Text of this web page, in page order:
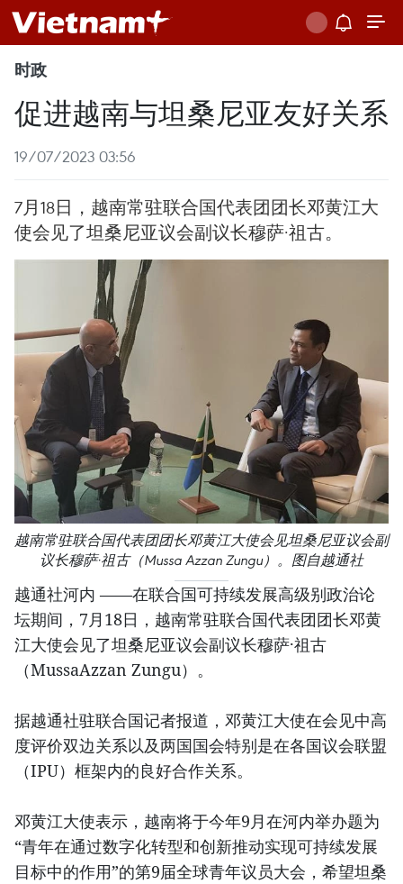
时政
促进越南与坦桑尼亚友好关系
19/07/2023 03:56
7月18日，越南常驻联合国代表团团长邓黄江大
使会见了坦桑尼亚议会副议长穆萨·祖古。
越南常驻联合国代表团团长邓黄江大使会见坦桑尼亚议会副
议长穆萨·祖古（Mussa Azzan Zungu）。图自越通社
越通社河内 ——在联合国可持续发展高级别政治论
坛期间，7月18日，越南常驻联合国代表团团长邓黄
江大使会见了坦桑尼亚议会副议长穆萨·祖古
（MussaAzzan Zungu）。
据越通社驻联合国记者报道，邓黄江大使在会见中高
度评价双边关系以及两国国会特别是在各国议会联盟
（IPU）框架内的良好合作关系。
邓黄江大使表示，越南将于今年9月在河内举办题为
“青年在通过数字化转型和创新推动实现可持续发展
目标中的作用”的第9届全球青年议员大会，希望坦桑